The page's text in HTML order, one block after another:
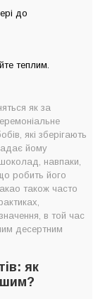
до
теплим.
як за
які зберігають
йому
навпаки,
робить його
також часто
в той час
десертним
як